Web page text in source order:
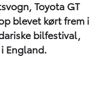
Toyota GT
blevet kørt frem i
bilfestival,
England.